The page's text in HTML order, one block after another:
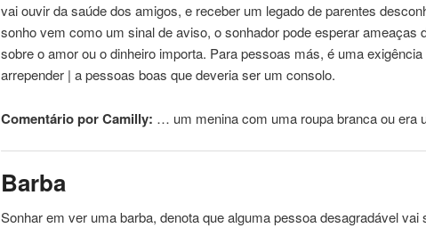
vai ouvir da saúde dos amigos, e receber um legado de parentes
sonho vem como um sinal de aviso, o sonhador pode esperar ameaças
sobre o amor ou o dinheiro importa. Para pessoas más, é uma
arrepender | a pessoas boas que deveria ser um consolo.
Comentário por Camilly: … um menina com uma roupa branca ou
Barba
Sonhar em ver umabarba, denota que algumapessoadesagradável vai